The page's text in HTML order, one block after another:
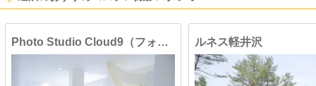
Photo Studio Cloud9（フォトスタジオ クラウドナイン） ルネス軽井沢